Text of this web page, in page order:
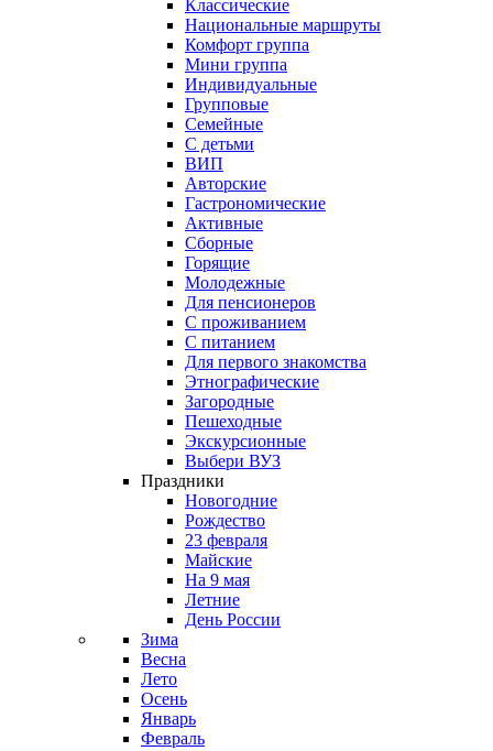
Классические
Национальные маршруты
Комфорт группа
Мини группа
Индивидуальные
Групповые
Семейные
С детьми
ВИП
Авторские
Гастрономические
Активные
Сборные
Горящие
Молодежные
Для пенсионеров
С проживанием
С питанием
Для первого знакомства
Этнографические
Загородные
Пешеходные
Экскурсионные
Выбери ВУЗ
Праздники
Новогодние
Рождество
23 февраля
Майские
На 9 мая
Летние
День России
Зима
Весна
Лето
Осень
Январь
Февраль